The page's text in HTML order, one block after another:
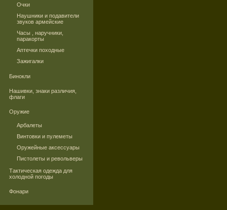
Очки
Наушники и подавители
звуков армейские
Часы , наручники,
паракорты
Аптечки походные
Зажигалки
Бинокли
Нашивки, знаки различия,
флаги
Оружие
Арбалеты
Винтовки и пулеметы
Оружейные аксессуары
Пистолеты и револьверы
Тактическая одежда для
холодной погоды
Фонари